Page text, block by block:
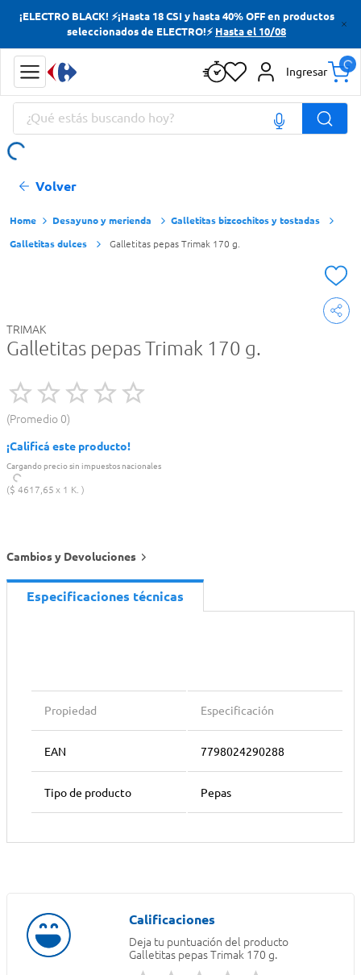
¡ELECTRO BLACK! ⚡¡Hasta 18 CSI y hasta 40% OFF en productos
seleccionados de ELECTRO!⚡ Hasta el 10/08
Ingresar
¿Qué estás buscando hoy?
Volver
Desayuno y merienda
Galletitas bizcochitos y tostadas
Galletitas dulces
Galletitas pepas Trimak 170 g.
TRIMAK
Galletitas pepas Trimak 170 g.
Promedio 0
¡Calificá este producto!
Cargando precio sin impuestos nacionales
$ 4617,65 1 K.
Cambios y Devoluciones
Especificaciones técnicas
Propiedad Especificación
EAN 7798024290288
Tipo de producto Pepas
Deja tu puntuación del producto
Galletitas pepas Trimak 170 g.
Términos más buscados
Yerba
Cerveza
Doves
Términos más buscados
Yerba
Cerveza
Doves
Jabon Tocador